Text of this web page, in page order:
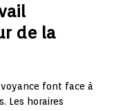
de la
font face à
Les horaires